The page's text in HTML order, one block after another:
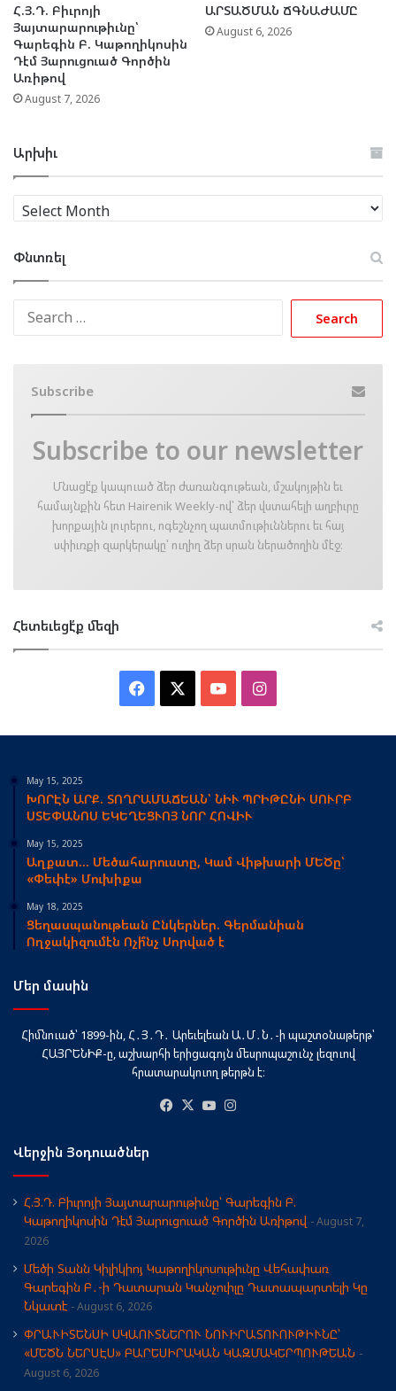
Հ.Յ.Դ. Բիւրոյի
Յայտարարութիւնը՝
Գարեգին Բ. Կաթողիկոսին
Դէմ Յարուցուած Գործին
Առիթով
August 7, 2026
ԱՐՏԱԾՄԱՆ ՃԳՆԱԺԱՄԸ
August 6, 2026
Արխիւ
Արխիւ
Փնտռել
Subscribe
Subscribe to our newsletter
Մնացէ՛ք կապուած ձեր ժառանգութեան, մշակոյթին եւ
համայնքին հետ Hairenik Weekly-ով՝ ձեր վստահելի աղբիւրը
խորքային լուրերու, ոգեշնչող պատմութիւններու եւ հայ
սփիւռքի զարկերակը՝ ուղիղ ձեր սրան ներածողին մէջ։
Հետեւեցէ՛ք մեզի
Facebook YouTubeInstagram
May 15, 2025
ԽՈՐԷՆ ԱՐՔ. ՏՈՂՐԱՄԱՃԵԱՆ՝ ՆԻՒ ՊՐԻԹԸՆԻ ՍՈՒՐԲ
ՍՏԵՓԱՆՈՍ ԵԿԵՂԵՑՒՈՅ ՆՈՐ ՀՈՎԻՒ
May 15, 2025
Աղքատ… Մեծահարուստը, Կամ Վիթխարի ՄԵԾը՝
«Փեփէ» Մուխիքա
May 18, 2025
Ցեղասպանութեան Ընկերներ. Գերմանիան
Ողջակիզումէն Ոչի՞նչ Սորված է
Մեր մասին
Հիմնուած՝ 1899-ին, Հ․Յ․Դ․ Արեւելեան Ա․Մ․Ն․-ի պաշտօնաթերթ՝
ՀԱՅՐԵՆԻՔ-ը, աշխարհի երիցագոյն մեսրոպաշունչ լեզուով
հրատարակուող թերթն է։
Facebook
X YouTube
Վերջին Յօդուածներ
Հ.Յ.Դ. Բիւրոյի Յայտարարութիւնը՝ Գարեգին Բ.
Կաթողիկոսին Դէմ Յարուցուած Գործին Առիթով
August 7,
2026
Մեծի Տանն Կիլիկիոյ Կաթողիկոսութիւնը Վեհափառ
Գարեգին Բ․-ի Դատարան Կանչուիլը Դատապարտելի Կը
Նկատէ
August 6, 2026
ՓՐԱՒԻՏԵՆՍԻ ՍԿԱՈՒՏՆԵՐՈՒ ՆՈՒԻՐԱՏՈՒՈՒԹԻՒՆԸ՝
«ՄԵԾՆ ՆԵՐՍԷՍ» ԲԱՐԵՍԻՐԱԿԱՆ ԿԱԶՄԱԿԵՐՊՈՒԹԵԱՆ
August 6, 2026